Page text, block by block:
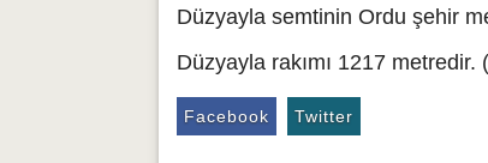
Düzyayla semtinin Ordu şehir
Düzyayla rakımı 1217
Facebook Twitter